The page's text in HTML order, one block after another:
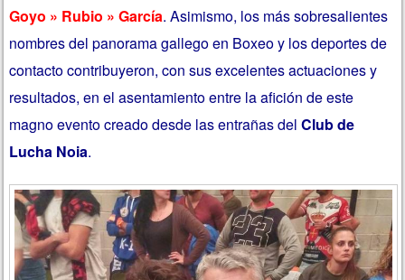
Goyo » Rubio » García. Asimismo, los más sobresalientes
nombres del panorama gallego en Boxeo y los deportes de
contacto contribuyeron, con sus excelentes actuaciones y
resultados, en el asentamiento entre la afición de este
magno evento creado desde las entrañas delClub de
Lucha Noia.